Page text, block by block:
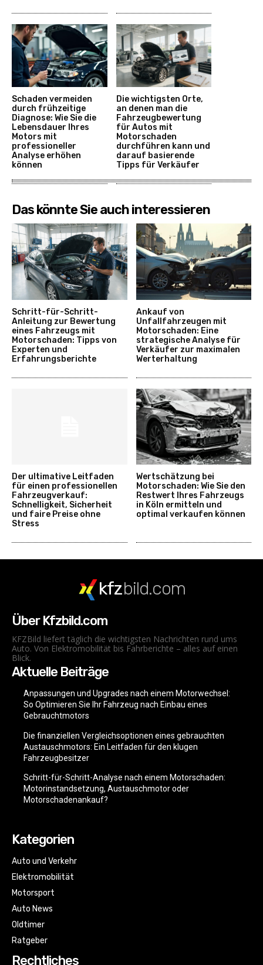
Schaden vermeiden
durch frühzeitige
Diagnose: Wie Sie die
Lebensdauer Ihres
Motors mit
professioneller
Analyse erhöhen
können
Die wichtigsten Orte,
an denen man die
Fahrzeugbewertung
für Autos mit
Motorschaden
durchführen kann und
darauf basierende
Tipps für Verkäufer
Das könnte Sie auch interessieren
Schritt-für-Schritt-
Anleitung zur Bewertung
eines Fahrzeugs mit
Motorschaden: Tipps von
Experten und
Erfahrungsberichte
Ankauf von
Unfallfahrzeugen mit
Motorschaden: Eine
strategische Analyse für
Verkäufer zur maximalen
Werterhaltung
Der ultimative Leitfaden
für einen professionellen
Fahrzeugverkauf:
Schnelligkeit, Sicherheit
und faire Preise ohne
Stress
Wertschätzung bei
Motorschaden: Wie Sie den
Restwert Ihres Fahrzeugs
in Köln ermitteln und
optimal verkaufen können
kfzbild.com
Über Kfzbild.com
KFZBild liefert täglich die wichtigsten Nachrichten rund ums
Auto. Von Elektromobilität bis Fahrberichte – alles auf einen
Blick.
Aktuelle Beiträge
Anpassungen und Upgrades nach einem Motorwechsel:
So Optimieren Sie Ihr Fahrzeug nach Einbau eines
Gebrauchtmotors
Die finanziellen Vergleichsoptionen eines gebrauchten
Austauschmotors: Ein Leitfaden für den klugen
Fahrzeugbesitzer
Schritt-für-Schritt-Analyse nach einem Motorschaden:
Motorinstandsetzung, Austauschmotor oder
Motorschadenankauf?
Kategorien
Auto und Verkehr
Elektromobilität
Motorsport
Auto News
Oldtimer
Ratgeber
Rechtliches